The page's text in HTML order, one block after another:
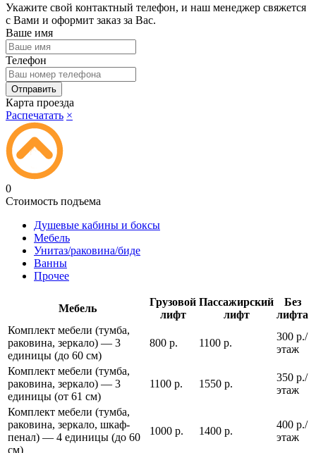
Укажите свой контактный телефон, и наш менеджер свяжется
с Вами и оформит заказ за Вас.
Ваше имя
Телефон
Карта проезда
Распечатать ×
0
Стоимость подъема
Душевые кабины и боксы
Мебель
Унитаз/раковина/биде
Ванны
Прочее
Мебель
Грузовой
лифт
Пассажирский
лифт
Без
лифта
Комплект мебели (тумба,
раковина, зеркало) — 3
единицы (до 60 см)
800 р. 1100 р.
300 р./
этаж
Комплект мебели (тумба,
раковина, зеркало) — 3
единицы (от 61 см)
1100 р. 1550 р.
350 р./
этаж
Комплект мебели (тумба,
раковина, зеркало, шкаф-
пенал) — 4 единицы (до 60
см)
1000 р. 1400 р.
400 р./
этаж